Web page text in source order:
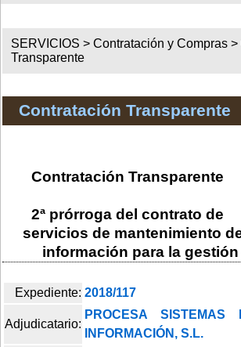
SERVICIOS >Contratación y Compras >
Transparente
Contratación Transparente
Contratación Transparente
2ª prórroga del contrato de
servicios de mantenimiento
información para la
Expediente: 2018/117
Adjudicatario:
PROCESA
INFORMACIÓN, S.L.